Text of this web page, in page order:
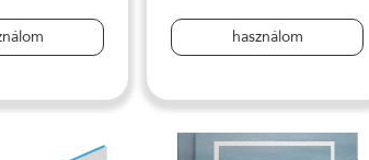
használom